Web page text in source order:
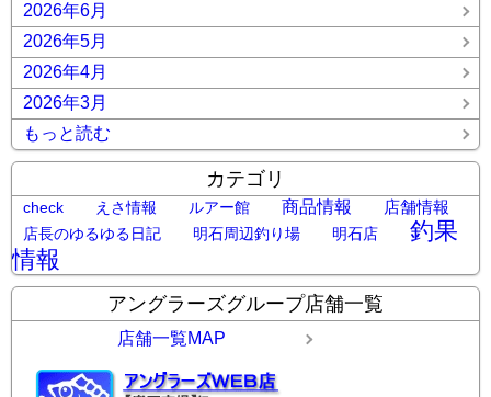
2026年6月
2026年5月
2026年4月
2026年3月
もっと読む
カテゴリ
check えさ情報 ルアー館 商品情報 店舗情報
店長のゆるゆる日記 明石周辺釣り場 明石店
釣果
情報
アングラーズグループ店舗一覧
店舗一覧MAP